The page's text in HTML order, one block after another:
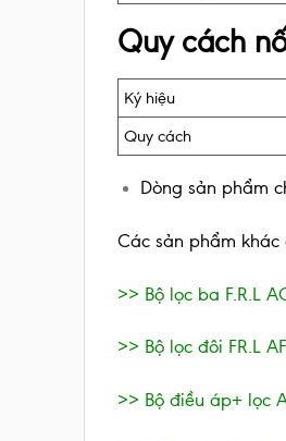
Quy cách
Ký hiệu
Quy cách
Dòng sản phẩm
Các sản phẩm khác
>> Bộ lọc ba F.R.L
>> Bộ lọc đôi FR.L
>> Bộ điều áp+ lọc